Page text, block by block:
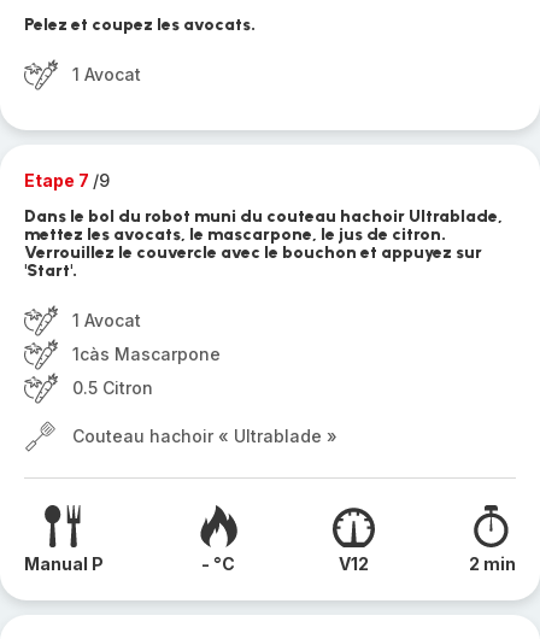
Pelez et coupez les avocats.
1 Avocat
Etape 7 /9
Dans le bol du robot muni du couteau hachoir Ultrablade,
mettez les avocats, le mascarpone, le jus de citron.
Verrouillez le couvercle avec le bouchon et appuyez sur
'Start'.
1 Avocat
1càs Mascarpone
0.5 Citron
Couteau hachoir « Ultrablade »
Manual P - °C V12 2 min